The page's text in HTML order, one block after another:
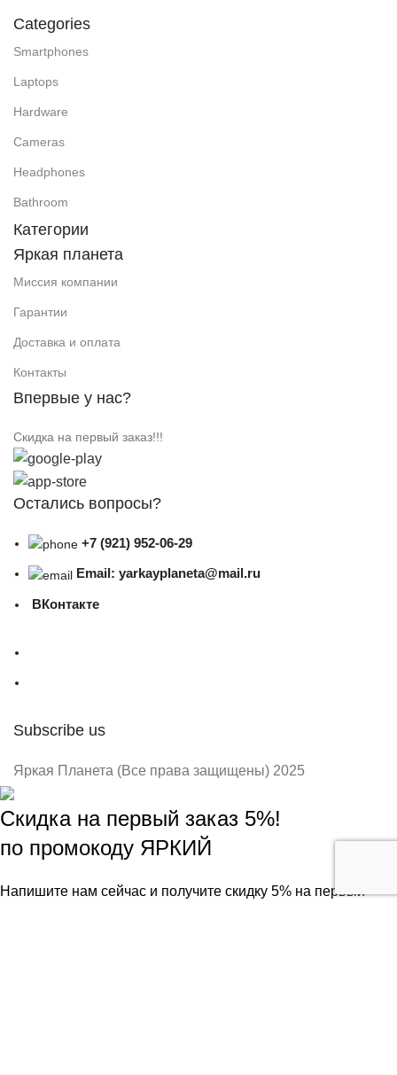
Categories
Smartphones
Laptops
Hardware
Cameras
Headphones
Bathroom
Категории
Яркая планета
Миссия компании
Гарантии
Доставка и оплата
Контакты
Впервые у нас?
Скидка на первый заказ!!!
Остались вопросы?
+7 (921) 952-06-29
Email: yarkayplaneta@mail.ru
ВКонтакте
Subscribe us
Яркая Планета (Все права защищены) 2025
Скидка на первый заказ 5%!
по промокоду ЯРКИЙ
Напишите нам сейчас и получите скидку 5% на первый